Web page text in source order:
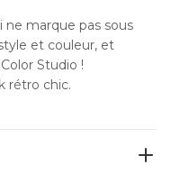
marque pas sous
et couleur, et
Studio !
rétro chic.